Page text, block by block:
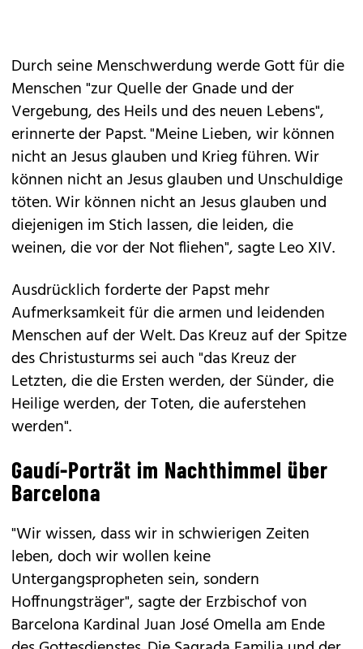
Durch seine Menschwerdung werde Gott für die
Menschen "zur Quelle der Gnade und der
Vergebung, des Heils und des neuen Lebens",
erinnerte der Papst. "Meine Lieben, wir können
nicht an Jesus glauben und Krieg führen. Wir
können nicht an Jesus glauben und Unschuldige
töten. Wir können nicht an Jesus glauben und
diejenigen im Stich lassen, die leiden, die
weinen, die vor der Not fliehen", sagte Leo XIV.
Ausdrücklich forderte der Papst mehr
Aufmerksamkeit für die armen und leidenden
Menschen auf der Welt. Das Kreuz auf der Spitze
des Christusturms sei auch "das Kreuz der
Letzten, die die Ersten werden, der Sünder, die
Heilige werden, der Toten, die auferstehen
werden".
Gaudí-Porträt im Nachthimmel über
Barcelona
"Wir wissen, dass wir in schwierigen Zeiten
leben, doch wir wollen keine
Untergangspropheten sein, sondern
Hoffnungsträger", sagte der Erzbischof von
Barcelona Kardinal Juan José Omella am Ende